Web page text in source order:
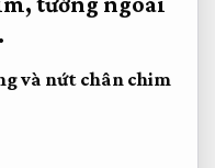
và nứt chân chim